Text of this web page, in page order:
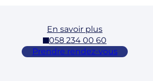
En savoir plus
058 234 00 60
Prendre rendez-vous